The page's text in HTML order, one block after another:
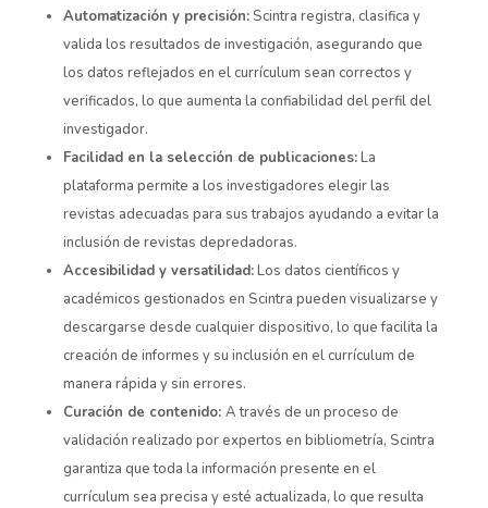
Automatización y precisión:Scintra registra, clasifica y
valida los resultados de investigación, asegurando que
los datos reflejados en el currículum sean correctos y
verificados, lo que aumenta la confiabilidad del perfil del
investigador.
Facilidad en la selección de publicaciones:La
plataforma permite a los investigadores elegir las
revistas adecuadas para sus trabajos ayudando a evitar la
inclusión de revistas depredadoras.
Accesibilidad y versatilidad:Los datos científicos y
académicos gestionados en Scintra pueden visualizarse y
descargarse desde cualquier dispositivo, lo que facilita la
creación de informes y su inclusión en el currículum de
manera rápida y sin errores.
Curación de contenido: A través de un proceso de
validación realizado por expertos en bibliometría, Scintra
garantiza que toda la información presente en el
currículum sea precisa y esté actualizada, lo que resulta